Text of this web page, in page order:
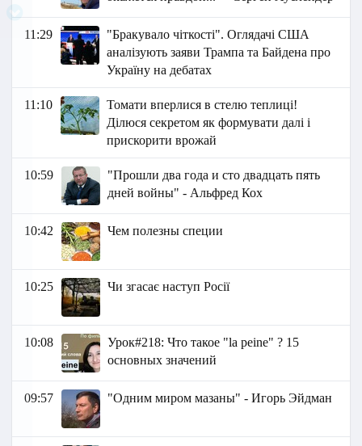
11:29
"Бракувало чіткості". Оглядачі США
аналізують заяви Трампа та Байдена про
Україну на дебатах
11:10
Томати вперлися в стелю теплиці!
Ділюся секретом як формувати далі і
прискорити врожай
10:59
"Прошли два года и сто двадцать пять
дней войны" - Альфред Кох
10:42 Чем полезны специи
10:25 Чи згасає наступ Росії
10:08
Урок#218: Что такое "la peine" ? 15
основных значений
09:57 "Одним миром мазаны" - Игорь Эйдман